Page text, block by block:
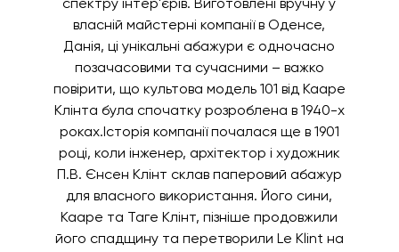
власній майстерні компанії в Оденсе,
Данія, ці унікальні абажури є одночасно
позачасовими та сучасними – важко
повірити, що культова модель 101 від Кааре
Клінта була спочатку розроблена в 1940-х
роках.Історія компанії почалася ще в 1901
році, коли інженер, архітектор і художник
П.В. Єнсен Клінт склав паперовий абажур
для власного використання. Його сини,
Кааре та Таге Клінт, пізніше продовжили
його спадщину та перетворили Le Klint на